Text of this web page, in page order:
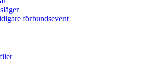
förbundsevent